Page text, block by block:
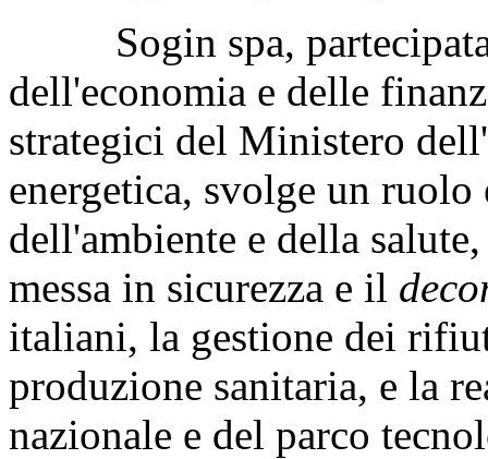
Sogin spa, partecipata
dell'economia e delle
strategici del Ministero
energetica, svolge un ruolo
dell'ambiente e della
messa in sicurezza e il
italiani, la gestione dei
produzione sanitaria, e la
nazionale e del parco